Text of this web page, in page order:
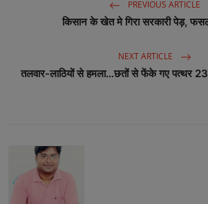
PREVIOUS ARTICLE
किसान के खेत मे गिरा सरकारी पेड़,
NEXT ARTICLE
तलवार-लाठियों से हमला…छतों से फेंके गए पत्थर